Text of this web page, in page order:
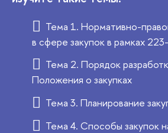
Тема 1. Нормативно-
в сфере закупок в рамках
Тема 2. Порядок
Положения о закупках
Тема 3. Планирование
Тема 4. Способы закупок